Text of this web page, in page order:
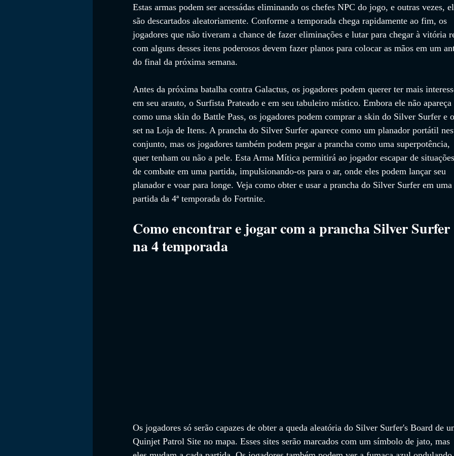
Estas armas podem ser acessádas eliminando os chefes NPC do jogo, e outras vezes,
são descartados aleatoriamente. Conforme a temporada chega rapidamente ao fim, os
jogadores que não tiveram a chance de fazer eliminações e lutar para chegar à vitória
com alguns desses itens poderosos devem fazer planos para colocar as mãos em um
do final da próxima semana.
Antes da próxima batalha contra Galactus, os jogadores podem querer ter mais
em seu arauto, o Surfista Prateado e em seu tabuleiro místico. Embora ele não apareça
como uma skin do Battle Pass, os jogadores podem comprar a skin do Silver Surfer e
set na Loja de Itens. A prancha do Silver Surfer aparece como um planador portátil
conjunto, mas os jogadores também podem pegar a prancha como uma superpotência,
quer tenham ou não a pele. Esta Arma Mítica permitirá ao jogador escapar de
de combate em uma partida, impulsionando-os para o ar, onde eles podem lançar seu
planador e voar para longe. Veja como obter e usar a prancha do Silver Surfer em uma
partida da 4ª temporada do Fortnite.
Como encontrar e jogar com a prancha Silver Surfer
na 4 temporada
Os jogadores só serão capazes de obter a queda aleatória do Silver Surfer's Board de
Quinjet Patrol Site no mapa. Esses sites serão marcados com um símbolo de jato, mas